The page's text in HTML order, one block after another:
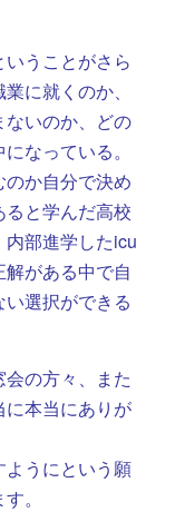
うことがさら
に就くのか、
いのか、どの
なっている。
か自分で決め
と学んだ高校
部進学したicu
がある中で自
選択ができる
の方々、また
本当にありが
うにという願
。